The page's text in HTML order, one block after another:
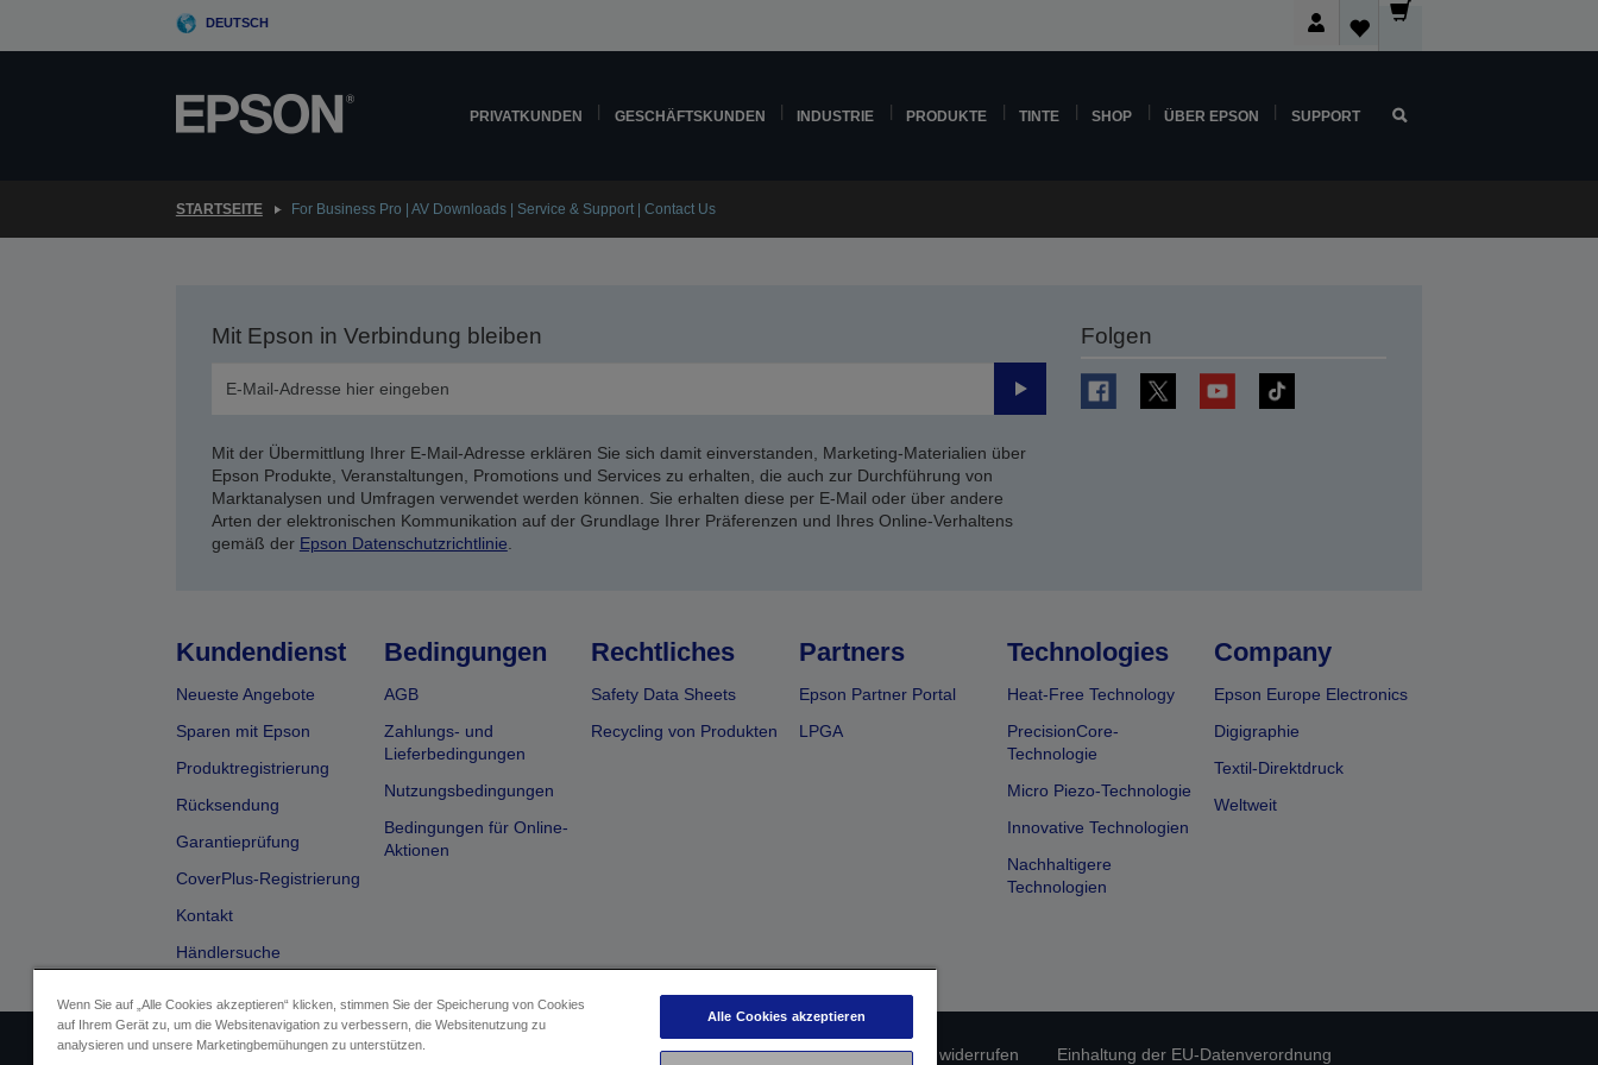
DEUTSCH
PRIVATKUNDEN GESCHÄFTSKUNDEN INDUSTRIE PRODUKTE TINTE SHOP ÜBER EPSON SUPPORT
STARTSEITE For Business Pro | AV Downloads | Service & Support | Contact Us
Mit Epson in Verbindung bleiben
Senden
Mit der Übermittlung Ihrer E-Mail-Adresse erklären Sie sich damit einverstanden, Marketing-Materialien über
Epson Produkte, Veranstaltungen, Promotions und Services zu erhalten, die auch zur Durchführung von
Marktanalysen und Umfragen verwendet werden können. Sie erhalten diese per E-Mail oder über andere
Arten der elektronischen Kommunikation auf der Grundlage Ihrer Präferenzen und Ihres Online-Verhaltens
gemäß der Epson Datenschutzrichtlinie
Folgen
Kundendienst
Neueste Angebote
Sparen mit Epson
Produktregistrierung
Rücksendung
Garantieprüfung
CoverPlus-Registrierung
Kontakt
Händlersuche
Bedingungen
AGB
Zahlungs- und
Lieferbedingungen
Nutzungsbedingungen
Bedingungen für Online-
Aktionen
Rechtliches
Safety Data Sheets
Recycling von Produkten
Partners
Epson Partner Portal
LPGA
Technologies
Heat-Free Technology
PrecisionCore-
Technologie
Micro Piezo-Technologie
Innovative Technologien
Nachhaltigere
Technologien
Company
Epson Europe Electronics
Digigraphie
Textil-Direktdruck
Weltweit
Impressum Identifizierung der Gerätekonformität Datenschutzrichtlinie Vertrag widerrufen Einhaltung der EU-Datenverordnung
Wenn Sie auf „Alle Cookies akzeptieren“ klicken, stimmen Sie der Speicherung von Cookies
auf Ihrem Gerät zu, um die Websitenavigation zu verbessern, die Websitenutzung zu
analysieren und unsere Marketingbemühungen zu unterstützen.
Alle Cookies akzeptieren